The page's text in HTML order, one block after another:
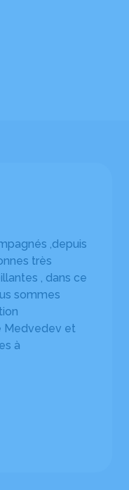
,depuis
très
, dans ce
sommes
Medvedev et
à